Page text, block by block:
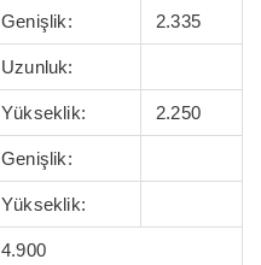
Genişlik: 2.335
Uzunluk:
Yükseklik: 2.250
Genişlik:
Yükseklik:
4.900